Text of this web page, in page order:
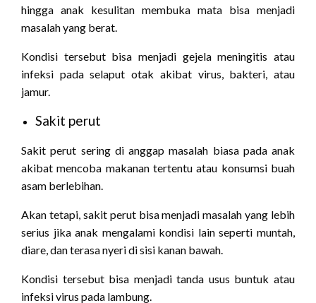
hingga anak kesulitan membuka mata bisa menjadi
masalah yang berat.
Kondisi tersebut bisa menjadi gejela meningitis atau
infeksi pada selaput otak akibat virus, bakteri, atau
jamur.
Sakit perut
Sakit perut sering di anggap masalah biasa pada anak
akibat mencoba makanan tertentu atau konsumsi buah
asam berlebihan.
Akan tetapi, sakit perut bisa menjadi masalah yang lebih
serius jika anak mengalami kondisi lain seperti muntah,
diare, dan terasa nyeri di sisi kanan bawah.
Kondisi tersebut bisa menjadi tanda usus buntuk atau
infeksi virus pada lambung.